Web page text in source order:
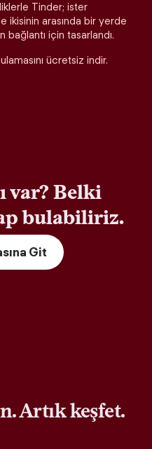
Tinder; ister
ikisinin arasında bir yerde
için tasarlandı.
ücretsiz indir.
var? Belki
bulabiliriz.
Git
Artık keşfet.